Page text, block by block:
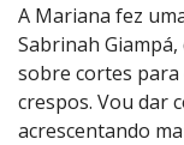
A Mariana fez
Sabrinah
sobre cortes para
crespos. Vou dar
acrescentando